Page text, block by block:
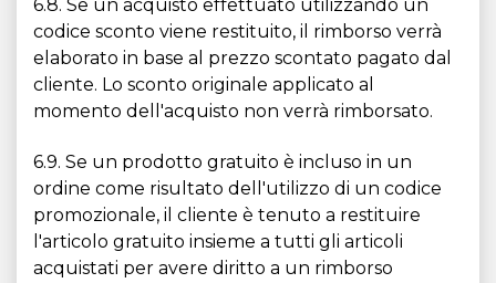
6.8. Se un acquisto effettuato utilizzando un
codice sconto viene restituito, il rimborso verrà
elaborato in base al prezzo scontato pagato dal
cliente. Lo sconto originale applicato al
momento dell'acquisto non verrà rimborsato.
6.9. Se un prodotto gratuito è incluso in un
ordine come risultato dell'utilizzo di un codice
promozionale, il cliente è tenuto a restituire
l'articolo gratuito insieme a tutti gli articoli
acquistati per avere diritto a un rimborso